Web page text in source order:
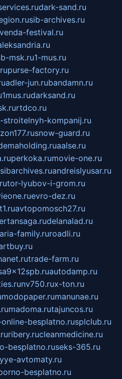
dark-sand.ru
sib-archives.ru
venda-festival.ru
msk.ru1-mus.ru
purse-factory.ru
adler-jun.rubandamn.ru
1mus.rudarksand.ru
rtdco.ru
kompanij.ru
snow-guard.ru
aalse.ru
perkoka.rumovie-one.ru
sibarchives.ruandreislyusar.ru
tor-lyubov-i-grom.ru
evro-dez.ru
avtopomosch27.ru
delanalad.ru
aria-family.ruroadli.ru
trade-farm.ru
autodamp.ru
nv750.rux-ton.ru
modopaper.rumanunae.ru
madoma.rutajuncos.ru
besplatno.rusplclub.ru
ribery.rucleanmedicine.ru
besplatno.ruseks-365.ru
avtomaty.ru
besplatno.ru